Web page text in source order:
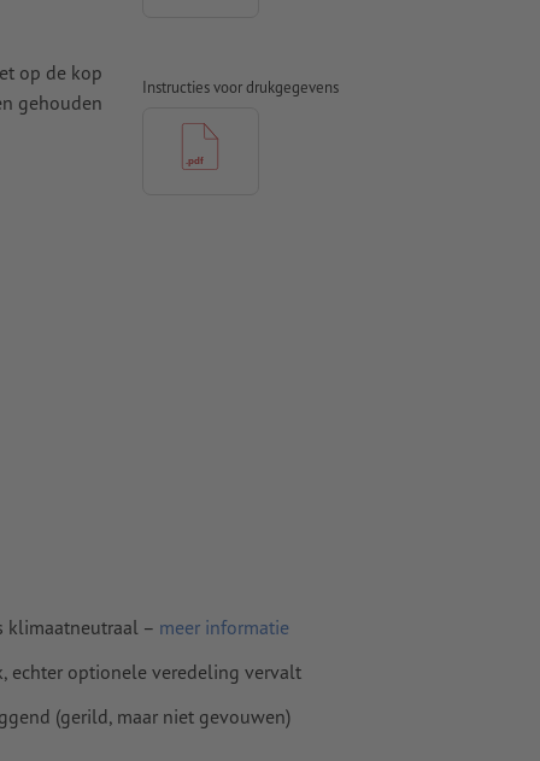
op de kop
gehouden
minste
Instructies voor drukgegevens
klimaatneutraal – meer informatie
echter optionele veredeling vervalt
(gerild, maar niet gevouwen)